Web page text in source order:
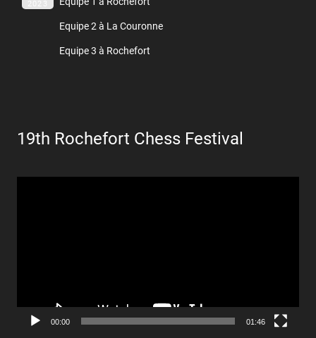
2023
Equipe 2 à La Couronne
Equipe 3 à Rochefort
19th Rochefort Chess Festival
00:00 01:46